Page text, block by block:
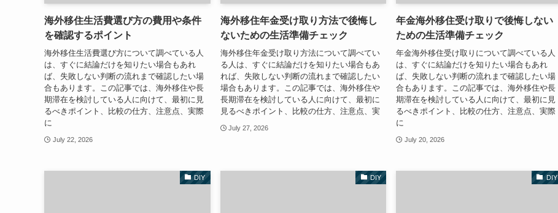
海外移住生活費選び方の費用や条件
を確認するポイント
海外移住生活費選び方について調べている人
は、すぐに結論だけを知りたい場合もあれ
ば、失敗しない判断の流れまで確認したい場
合もあります。この記事では、海外移住や長
期滞在を検討している人に向けて、最初に見
るべきポイント、比較の仕方、注意点、実際
に
July 22, 2026
海外移住年金受け取り方法で後悔し
ないための生活準備チェック
海外移住年金受け取り方法について調べてい
る人は、すぐに結論だけを知りたい場合もあ
れば、失敗しない判断の流れまで確認したい
場合もあります。この記事では、海外移住や
長期滞在を検討している人に向けて、最初に
見るべきポイント、比較の仕方、注意点、実
July 27, 2026
年金海外移住受け取りで後悔しない
ための生活準備チェック
年金海外移住受け取りについて調べている人
は、すぐに結論だけを知りたい場合もあれ
ば、失敗しない判断の流れまで確認したい場
合もあります。この記事では、海外移住や長
期滞在を検討している人に向けて、最初に見
るべきポイント、比較の仕方、注意点、実際
に
July 20, 2026
DIY DIY DIY